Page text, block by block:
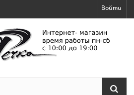
Войти